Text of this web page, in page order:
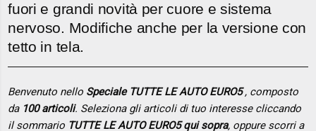
fuori e grandi novità per cuore e sistema
nervoso. Modifiche anche per la versione con
tetto in tela.
Benvenuto nello Speciale TUTTE LE AUTO EURO5, composto
da 100 articoli. Seleziona gli articoli di tuo interesse cliccando
il sommario TUTTE LE AUTO EURO5 qui sopra, oppure scorri a